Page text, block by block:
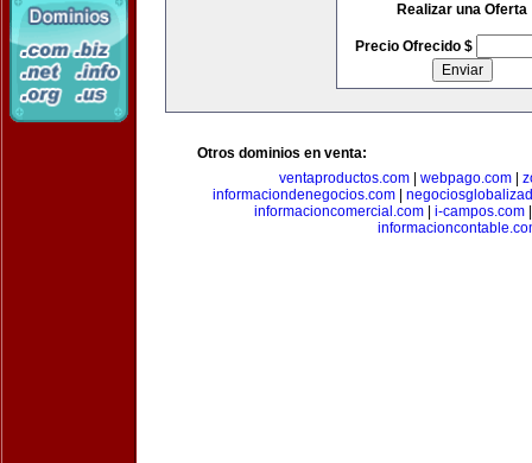
Realizar una Oferta
Precio Ofrecido $
Otros dominios en venta:
ventaproductos.com
webpago.com
informaciondenegocios.com|
informacioncomercial.com| i-campos.com